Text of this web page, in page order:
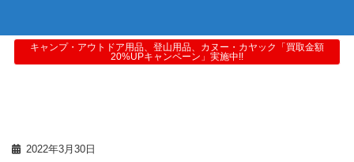
キャンプ・アウトドア用品、登山用品、カヌー・カヤック「買取金額
20%UPキャンペーン」実施中!!
2022年3月30日